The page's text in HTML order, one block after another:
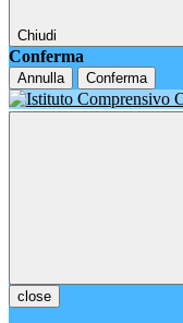
Chiudi
Conferma
Annulla Conferma
close